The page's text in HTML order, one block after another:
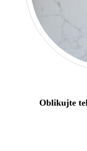
Oblikujte